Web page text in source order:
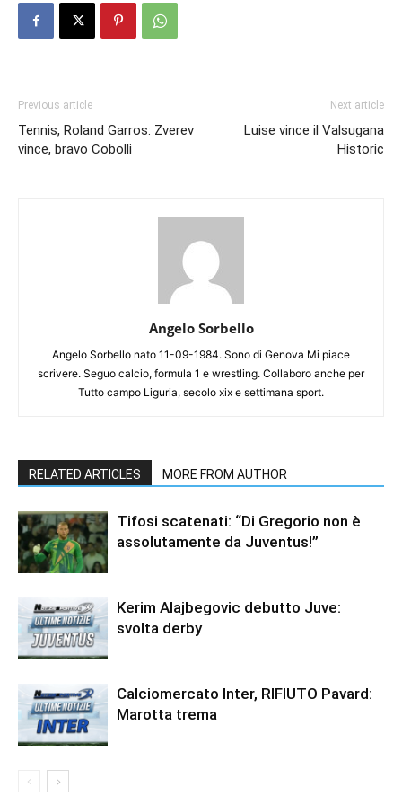
Previous article
Tennis, Roland Garros: Zverev
vince, bravo Cobolli
Next article
Luise vince il Valsugana
Historic
Angelo Sorbello
Angelo Sorbello nato 11-09-1984. Sono di Genova Mi piace
scrivere. Seguo calcio, formula 1 e wrestling. Collaboro anche per
Tutto campo Liguria, secolo xix e settimana sport.
RELATED ARTICLES MORE FROM AUTHOR
Tifosi scatenati: “Di Gregorio non è
assolutamente da Juventus!”
Kerim Alajbegovic debutto Juve:
svolta derby
Calciomercato Inter, RIFIUTO Pavard:
Marotta trema